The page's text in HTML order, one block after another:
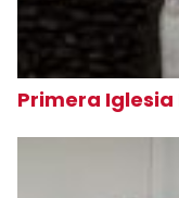
Primera